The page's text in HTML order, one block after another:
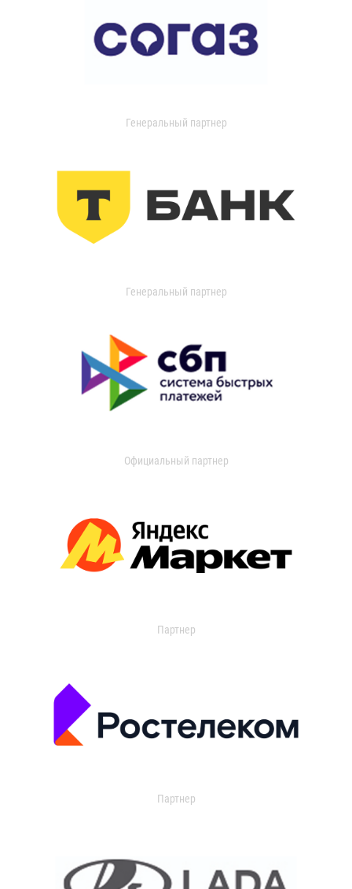
Генеральный партнер
Генеральный партнер
Официальный партнер
Партнер
Партнер